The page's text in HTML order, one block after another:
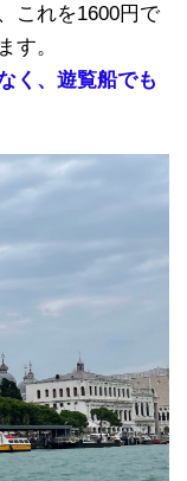
これを1600円で
す。
く、遊覧船でも